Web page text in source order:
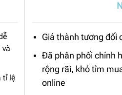
tỉ lệ
Giá thành tương đối
Đã phân phối chính
rộng rãi, khó tìm
online